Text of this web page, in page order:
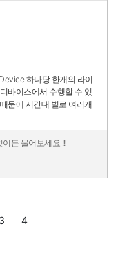
하나당 한개의 라이
바이스에서 수행할 수 있
문에 시간대 별로 여러개
이든 물어보세요 !!
3 4